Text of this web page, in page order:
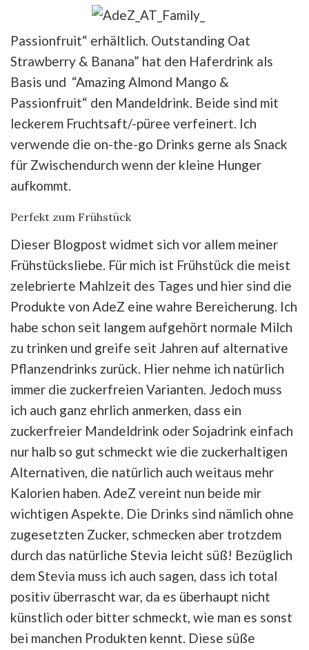
Passionfruit“ erhältlich. Outstanding Oat
Strawberry & Banana” hat den Haferdrink als
Basis und “Amazing Almond Mango &
Passionfruit“ den Mandeldrink. Beide sind mit
leckerem Fruchtsaft/-püree verfeinert. Ich
verwende die on-the-go Drinks gerne als Snack
für Zwischendurch wenn der kleine Hunger
aufkommt.
Perfekt zum Frühstück
Dieser Blogpost widmet sich vor allem meiner
Frühstücksliebe. Für mich ist Frühstück die meist
zelebrierte Mahlzeit des Tages und hier sind die
Produkte von AdeZ eine wahre Bereicherung. Ich
habe schon seit langem aufgehört normale Milch
zu trinken und greife seit Jahren auf alternative
Pflanzendrinks zurück. Hier nehme ich natürlich
immer die zuckerfreien Varianten. Jedoch muss
ich auch ganz ehrlich anmerken, dass ein
zuckerfreier Mandeldrink oder Sojadrink einfach
nur halb so gut schmeckt wie die zuckerhaltigen
Alternativen, die natürlich auch weitaus mehr
Kalorien haben. AdeZ vereint nun beide mir
wichtigen Aspekte. Die Drinks sind nämlich ohne
zugesetzten Zucker, schmecken aber trotzdem
durch das natürliche Stevia leicht süß! Bezüglich
dem Stevia muss ich auch sagen, dass ich total
positiv überrascht war, da es überhaupt nicht
künstlich oder bitter schmeckt, wie man es sonst
bei manchen Produkten kennt. Diese süße